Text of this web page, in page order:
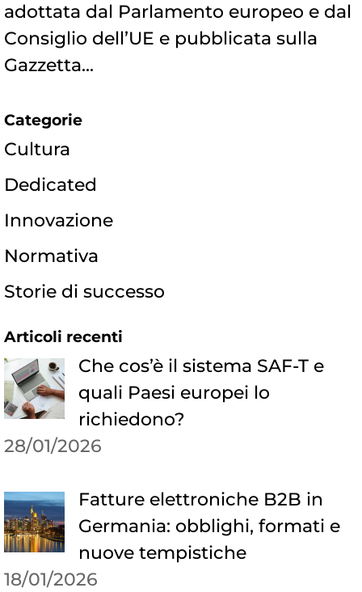
adottata dal Parlamento europeo e dal
Consiglio dell’UE e pubblicata sulla
Gazzetta...
Categorie
Cultura
Dedicated
Innovazione
Normativa
Storie di successo
Articoli recenti
Che cos’è il sistema SAF-T e
quali Paesi europei lo
richiedono?
28/01/2026
Fatture elettroniche B2B in
Germania: obblighi, formati e
nuove tempistiche
18/01/2026